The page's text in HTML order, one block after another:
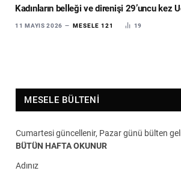
Kadınların belleği ve direnişi 29’uncu kez
11 MAYIS 2026 MESELE 121 19
MESELE BÜLTENI
Cumartesi güncellenir, Pazar günü bülten
BÜTÜN HAFTA OKUNUR
Adınız